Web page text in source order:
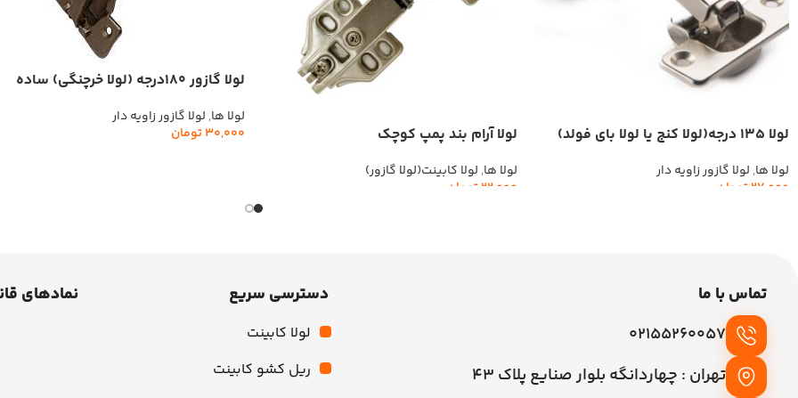
لولا 135 درجه(لولا کنج یا لولا بای فولد)
لولا ها, لولا گازور زاویه دار
27,000تومان
لولا آرام بند پمپ کوچک
لولا ها, لولا کابینت(لولا گازور)
22,000 تومان
لولا گازور 180درجه (لولا خرچنگی) ساده
لولا ها, لولا گازور زاویه دار
30,000تومان
تماس با ما
02155260057
تهران : چهاردانگه بلوار صنایع پلاک 43
دسترسی سریع
لولا کابینت
ریل کشو کابینت
نمادهای